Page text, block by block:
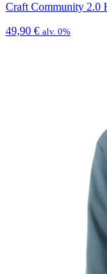
Craft Community 2.0
49,90 € alv. 0%